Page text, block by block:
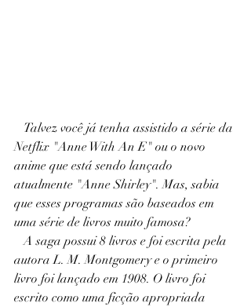
Netflix "Anne With An E" ou o novo
anime que está sendo lançado
atualmente "Anne Shirley". Mas, sabia
que esses programas são baseados em
uma série de livros muito famosa?
   A saga possui 8 livros e foi escrita pela
autora L. M. Montgomery e o primeiro
livro foi lançado em 1908. O livro foi
escrito como uma ficção apropriada